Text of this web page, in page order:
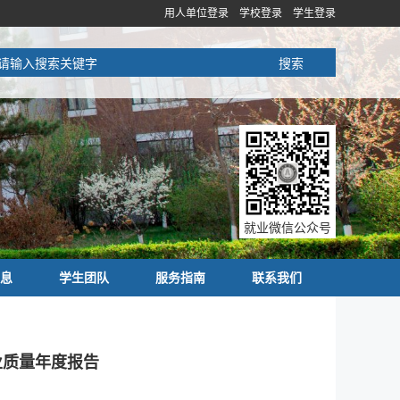
用人单位登录 学校登录 学生登录
就业微信公众号
学生团队 服务指南 联系我们
量年度报告